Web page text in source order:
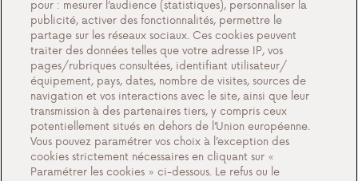
Témoignages
Actions
Événements
Travailler chez Antargaz
Contact
pour : mesurer l’audience (statistiques), personnaliser la
publicité, activer des fonctionnalités, permettre le
partage sur les réseaux sociaux. Ces cookies peuvent
traiter des données telles que votre adresse IP, vos
pages/rubriques consultées, identifiant utilisateur/
équipement, pays, dates, nombre de visites, sources de
navigation et vos interactions avec le site, ainsi que leur
transmission à des partenaires tiers, y compris ceux
potentiellement situés en dehors de l’Union européenne.
Vous pouvez paramétrer vos choix à l’exception des
cookies strictement nécessaires en cliquant sur «
Paramétrer les cookies » ci-dessous. Le refus ou le